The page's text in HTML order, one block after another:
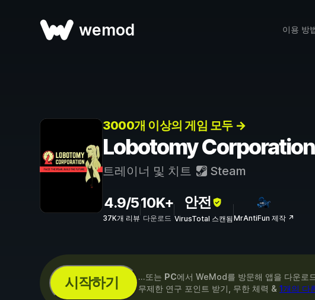
wemod 이용 방
3000개 이상의 게임 모두 →
Lobotomy
트레이너 및 치트 Steam
4.9/5
37K개 리뷰
10K+
다운로드
안전
VirusTotal 스캔됨MrAntiFun 제작 ↗
시작하기 ...또는 PC에서 WeMod를 방문해 앱을 다운로
무제한 연구 포인트 받기, 무한 체력 & 1개의 다